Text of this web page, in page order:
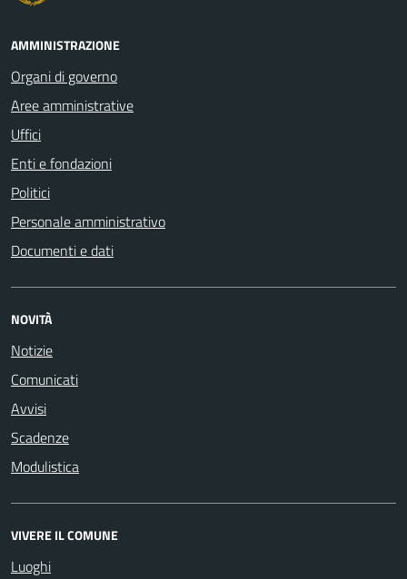
AMMINISTRAZIONE
Organi di governo
Aree amministrative
Uffici
Enti e fondazioni
Politici
Personale amministrativo
Documenti e dati
NOVITÀ
Notizie
Comunicati
Avvisi
Scadenze
Modulistica
VIVERE IL COMUNE
Luoghi